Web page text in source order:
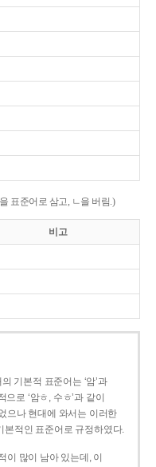
표준어로 삼고, ㄴ을 버림.)
비고
기본적 표준어는 ‘암’과
으로 ‘암ㅎ, 수ㅎ’과 같이
으나 현대에 와서는 이러한
본적인 표준어로 규정하였다.
이 많이 남아 있는데, 이